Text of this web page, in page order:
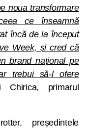
noua transformare
ce înseamnă
încă de la început
Week, și cred că
brand național pe
trebui să-l ofere
primarul
președintele